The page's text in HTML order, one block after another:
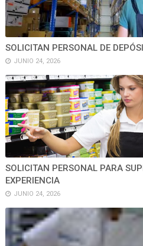
SOLICITAN PERSONAL DE
JUNIO 24, 2026
SOLICITAN PERSONAL PARA
EXPERIENCIA
JUNIO 24, 2026